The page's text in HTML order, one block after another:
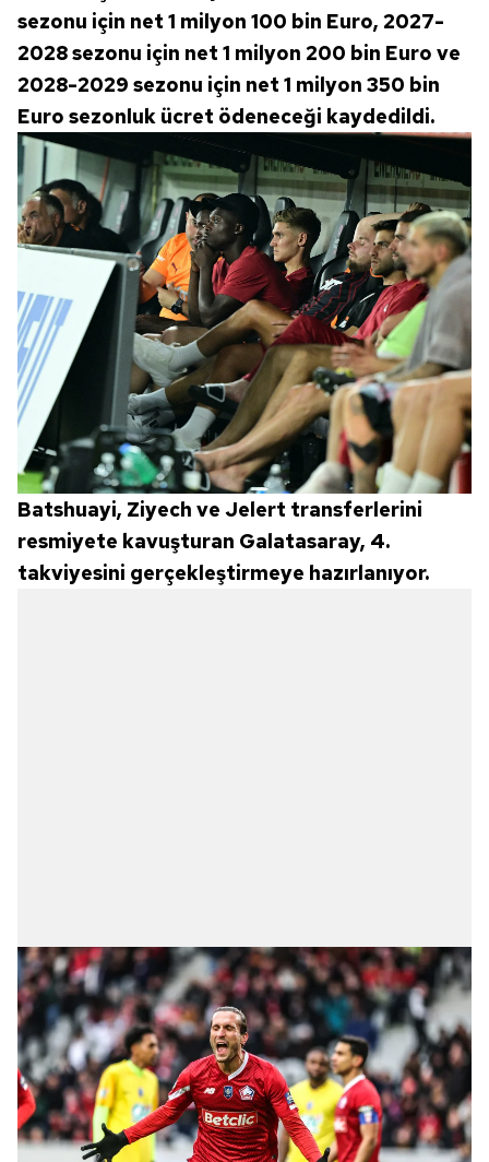
sezonu için net 1 milyon 100 bin Euro, 2027-
2028 sezonu için net 1 milyon 200 bin Euro ve
2028-2029 sezonu için net 1 milyon 350 bin
Euro sezonluk ücret ödeneceği kaydedildi.
Batshuayi, Ziyech ve Jelert transferlerini
resmiyete kavuşturan Galatasaray, 4.
takviyesini gerçekleştirmeye hazırlanıyor.